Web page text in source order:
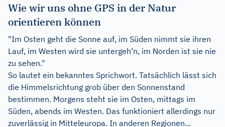
Wie wir uns ohne GPS in der Natur
orientieren können
"Im Osten geht die Sonne auf, im Süden nimmt sie ihren
Lauf, im Westen wird sie untergeh‘n, im Norden ist sie nie
zu sehen."
So lautet ein bekanntes Sprichwort. Tatsächlich lässt sich
die Himmelsrichtung grob über den Sonnenstand
bestimmen. Morgens steht sie im Osten, mittags im
Süden, abends im Westen. Das funktioniert allerdings nur
zuverlässig in Mitteleuropa. In anderen Regionen...